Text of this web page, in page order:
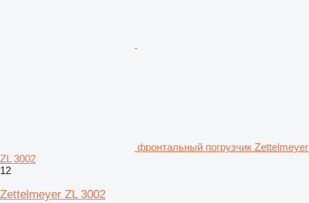
фронтальный погрузчик Zettelmeyer
ZL 3002
12
Zettelmeyer ZL 3002